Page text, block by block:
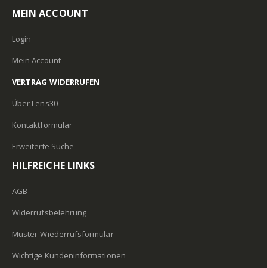
MEIN ACCOUNT
Login
Mein Account
VERTRAG WIDERRUFEN
Über Lens30
Kontaktformular
Erweiterte Suche
HILFREICHE LINKS
AGB
Widerrufsbelehrung
Muster-Wiederrufsformular
Wichtige Kundeninformationen